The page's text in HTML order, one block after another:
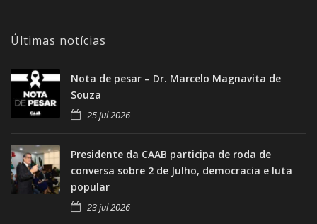
Últimas notícias
Nota de pesar – Dr. Marcelo Magnavita de
Souza
25 jul 2026
Presidente da CAAB participa de roda de
conversa sobre 2 de Julho, democracia e luta
popular
23 jul 2026